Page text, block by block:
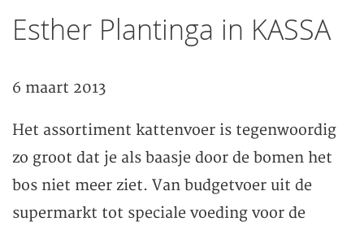
Esther Plantinga in KASSA
6 maart 2013
Het assortiment kattenvoer is tegenwoordig
zo groot dat je als baasje door de bomen het
bos niet meer ziet. Van budgetvoer uit de
supermarkt tot speciale voeding voor de